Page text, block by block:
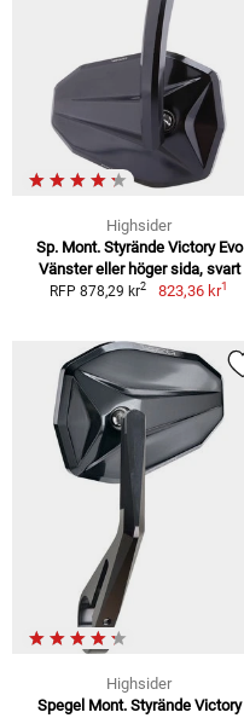
Highsider
Sp. Mont. Styrände Victory Evo
Vänster eller höger sida, svart
RFP 878,29 kr2 823,36 kr1
Highsider
Spegel Mont. Styrände Victory